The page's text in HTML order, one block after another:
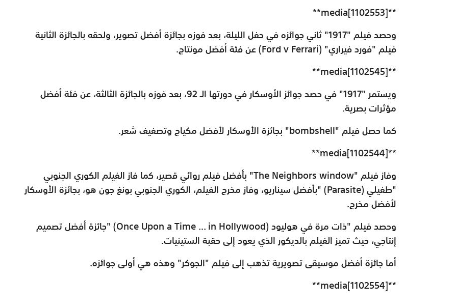
**media[1102553]**
وحصد فيلم "1917" ثاني جوائزه في حفل الليلة، بعد فوزه بجائزة أفضل تصوير، ولحقه بالجائزة الثانية
فيلم "فورد فيراري" (Ford v Ferrari) عن فئة أفضل مونتاج.
**media[1102545]**
ويستمر "1917" في حصد جوائز الأوسكار في دورتها الـ 92، بعد فوزه بالجائزة الثالثة، عن فئة أفضل
مؤثرات بصرية.
كما حصل فيلم "bombshell" بجائزة الأوسكار لأفضل مكياج وتصفيف شعر.
**media[1102544]**
وفاز فيلم"The Neighbors window" بأفضل فيلم روائي قصير، كما فاز الفيلم الكوري الجنوبي
"طفيلي" (Parasite)بأفضل سيناريو، وفاز مخرج الفيلم، الكوري الجنوبي بونغ جون هو، بجائزة الأوسكار
لأفضل مخرج.
وحصد فيلم "ذات مرة في هوليود" (Once Upon a Time ... in Hollywood)جائزة أفضل تصميم
إنتاجي، حيث تميز الفيلم بالديكور الذي يعود إلى حقبة الستينيات.
أما جائزة أفضل موسيقى تصويرية تذهب إلى فيلم "الجوكر" وهذه هي أولى جوائزه.
**media[1102554]**